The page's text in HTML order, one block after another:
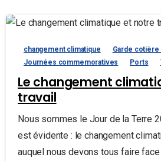
changement climatique
Garde cotière
Journées commemoratives
Ports
Le changement
travail
Nous sommes le Jour de la Terre
est évidente : le changement
auquel nous devons tous faire